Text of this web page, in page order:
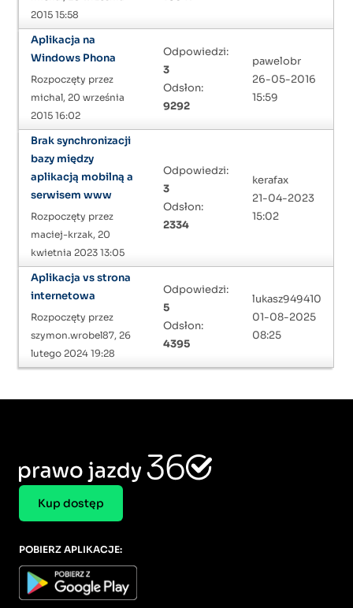
2015 15:58
Aplikacja na
Windows Phona
Rozpoczęty przez
michal, 20 września
2015 16:02
Odpowiedzi:
3
Odsłon:
9292
pawelobr
26-05-2016
15:59
Brak synchronizacji
bazy między
aplikacją mobilną a
serwisem www
Rozpoczęty przez
maciej-krzak, 20
kwietnia 2023 13:05
Odpowiedzi:
3
Odsłon:
2334
kerafax
21-04-2023
15:02
Aplikacja vs strona
internetowa
Rozpoczęty przez
szymon.wrobel87, 26
lutego 2024 19:28
Odpowiedzi:
5
Odsłon:
4395
lukasz949410
01-08-2025
08:25
Kup dostęp
POBIERZ APLIKACJE: